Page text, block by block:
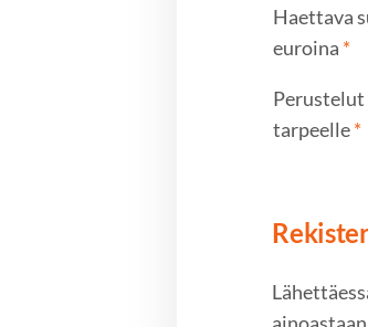
Haettava
euroina *
Perustelut
tarpeelle*